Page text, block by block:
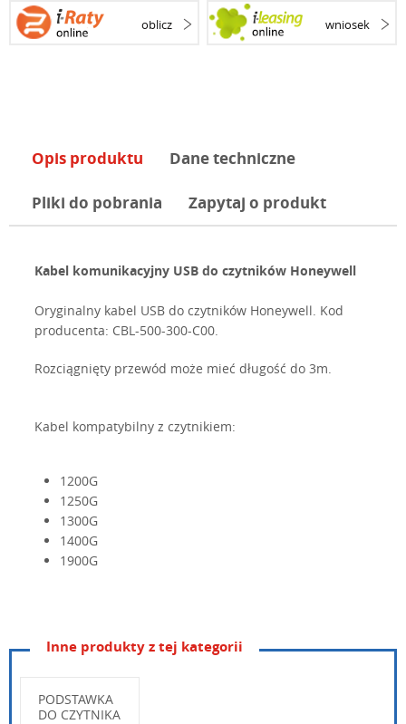
oblicz wniosek
Opis produktu Dane techniczne
Pliki do pobrania Zapytaj o produkt
Kabel komunikacyjny USB do czytników Honeywell
Oryginalny kabel USB do czytników Honeywell. Kod
producenta: CBL-500-300-C00.
Rozciągnięty przewód może mieć długość do 3m.
Kabel kompatybilny z czytnikiem:
1200G
1250G
1300G
1400G
1900G
Inne produkty z tej kategorii
PODSTAWKA
DO CZYTNIKA